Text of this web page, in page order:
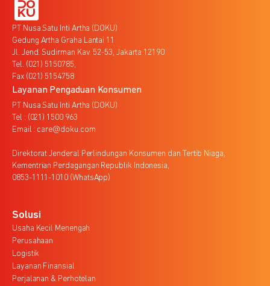
PT Nusa Satu Inti Artha (DOKU)
Gedung Artha Graha Lantai 11
Jl. Jend. Sudirman Kav. 52-53, Jakarta 12190
Tel. (021) 5150785,
Fax (021) 5154758
Layanan Pengaduan Konsumen
PT Nusa Satu Inti Artha (DOKU)
Tel : (021) 1500 963
Email : care@doku.com
Direktorat Jenderal Perlindungan Konsumen dan Tertib Niaga,
Kementrian Perdagangan Republik Indonesia,
0853-1111-1010 (WhatsApp)
Solusi
Usaha Kecil Menengah
Perusahaan
Logistik
Layanan Finansial
Perjalanan & Perhotelan